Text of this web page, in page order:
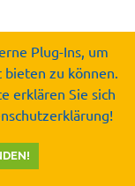
e.V.
Plug-Ins, um
zu können.
erklären Sie sich